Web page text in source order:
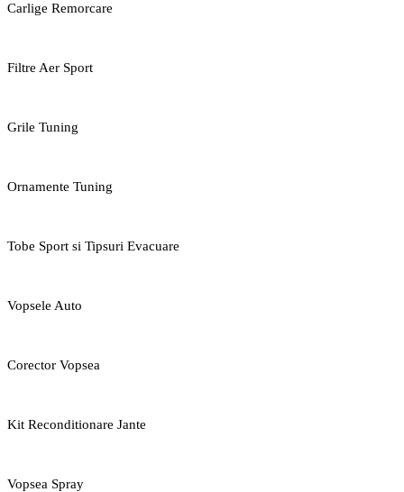
Carlige Remorcare
Filtre Aer Sport
Grile Tuning
Ornamente Tuning
Tobe Sport si Tipsuri Evacuare
Vopsele Auto
Corector Vopsea
Kit Reconditionare Jante
Vopsea Spray